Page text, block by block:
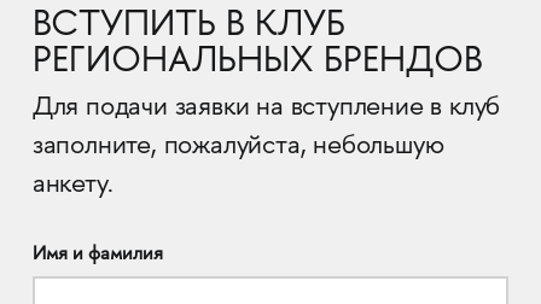
ВСТУПИТЬ В КЛУБ
РЕГИОНАЛЬНЫХ БРЕНДОВ
Для подачи заявки на вступление в клуб
заполните, пожалуйста, небольшую
анкету.
Имя и фамилия